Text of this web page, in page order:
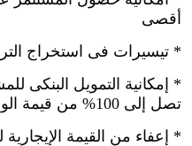
أقصى
* تيسيرات فى استخراج
تصل إلى 100% من قيمة الوحدة
* إعفاء من القيمة الإيجارية لمدة 9 أشهر من تاريخ